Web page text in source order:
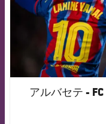
アルバセテ -